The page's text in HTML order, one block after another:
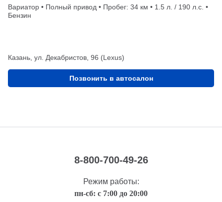
Вариатор • Полный привод • Пробег: 34 км • 1.5 л. / 190 л.с. •
Бензин
Казань, ул. Декабристов, 96 (Lexus)
Позвонить в автосалон
8-800-700-49-26
Режим работы:
пн-сб: с 7:00 до 20:00